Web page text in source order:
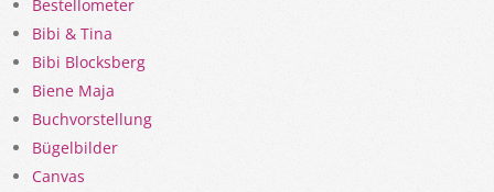
Bestellometer
Bibi & Tina
Bibi Blocksberg
Biene Maja
Buchvorstellung
Bügelbilder
Canvas